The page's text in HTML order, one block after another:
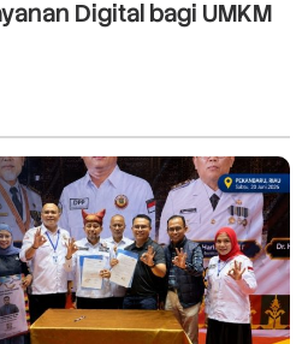
Digital bagi UMKM